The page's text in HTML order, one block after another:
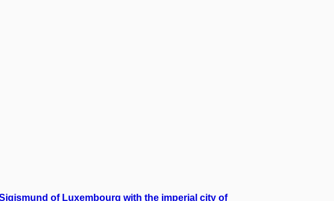
of Luxembourg with the imperial city of